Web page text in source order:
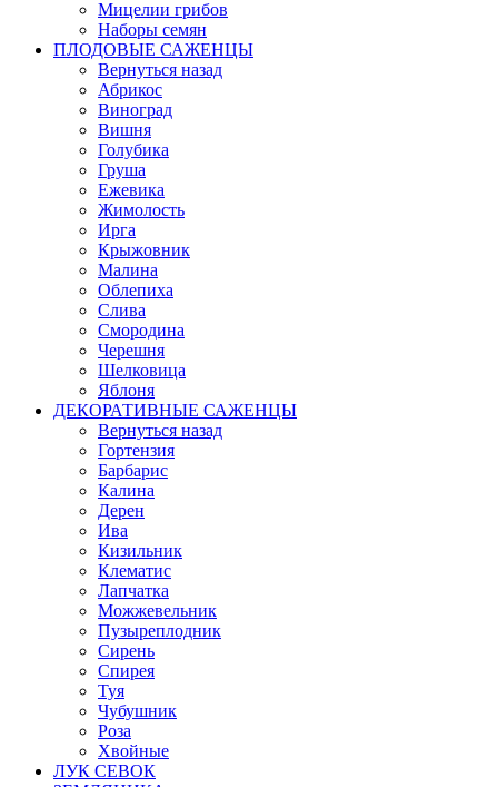
Мицелии грибов
Наборы семян
ПЛОДОВЫЕ САЖЕНЦЫ
Вернуться назад
Абрикос
Виноград
Вишня
Голубика
Груша
Ежевика
Жимолость
Ирга
Крыжовник
Малина
Облепиха
Слива
Смородина
Черешня
Шелковица
Яблоня
ДЕКОРАТИВНЫЕ САЖЕНЦЫ
Вернуться назад
Гортензия
Барбарис
Калина
Дерен
Ива
Кизильник
Клематис
Лапчатка
Можжевельник
Пузыреплодник
Сирень
Спирея
Туя
Чубушник
Роза
Хвойные
ЛУК СЕВОК